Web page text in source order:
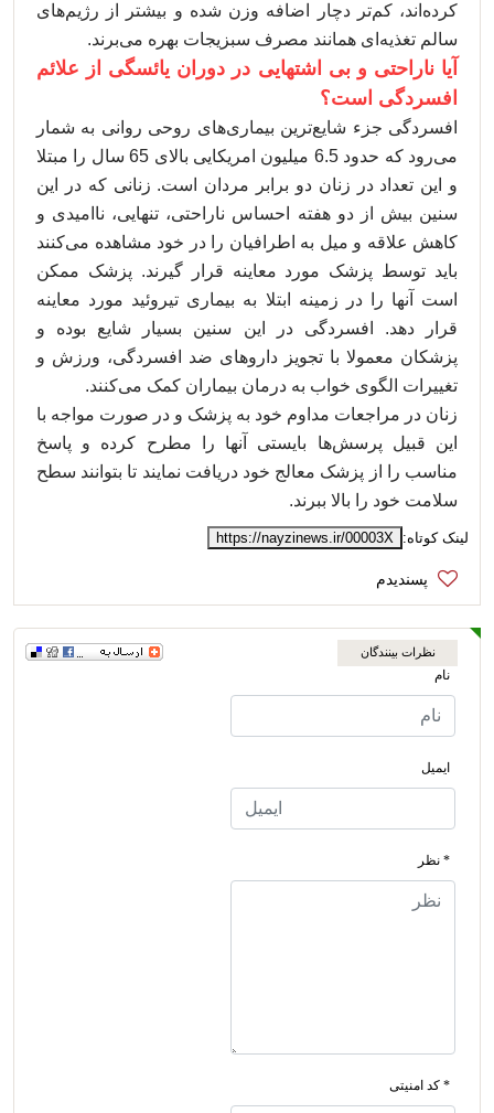
کرده‌اند، کم‌تر دچار اضافه وزن شده و بیشتر از رژیم‌های
سالم تغذیه‌ای همانند مصرف سبزیجات بهره‌ می‌برند.
آیا ناراحتی و بی اشتهایی در دوران یائسگی از علائم
افسردگی است؟
افسردگی جزء شایع‌ترین بیماری‌های روحی روانی به شمار
می‌رود که حدود 6.5 میلیون امریکایی بالای 65 سال را مبتلا
و این تعداد در زنان دو برابر مردان است. زنانی که در این
سنین بیش از دو هفته احساس ناراحتی، تنهایی، ناامیدی و
کاهش علاقه و میل به اطرافیان را در خود مشاهده می‌کنند
باید توسط پزشک مورد معاینه قرار گیرند. پزشک ممکن
است آنها را در زمینه ابتلا به بیماری تیروئید مورد معاینه
قرار دهد. افسردگی در این سنین بسیار شایع بوده و
پزشکان معمولا با تجویز داروهای ضد افسردگی، ورزش و
تغییرات الگوی خواب به درمان بیماران کمک می‌کنند.
زنان در مراجعات مداوم خود به پزشک و در صورت مواجه با
این قبیل پرسش‌ها بایستی آنها را مطرح کرده و پاسخ
مناسب را از پزشک معالج خود دریافت نمایند تا بتوانند سطح
سلامت خود را بالا ببرند.
لینک کوتاه: https://nayzinews.ir/00003X
نظرات بینندگان
نام
ایمیل
* نظر
* کد امنیتی